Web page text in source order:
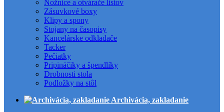
Nožnice a otvárače listov
Zásuvkové boxy
Klipy a spony
Stojany na časopisy
Kancelárske odkladače
Tacker
Pečiatky
Pripináčiky a špendlíky
Drobnosti stola
Podložky na stôl
Archivácia, zakladanie